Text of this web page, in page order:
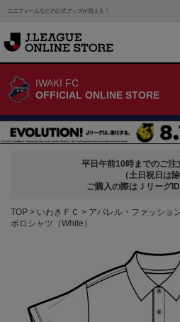
ユニフォームなどの公式グッズが買える！
IWAKI FC
OFFICIAL ONLINE STORE
平日午前10時までのご注
（土日祝日は除
ご購入の際はＪリーグID
TOP いわきＦＣ アパレル・ファッショ
ポロシャツ（White）